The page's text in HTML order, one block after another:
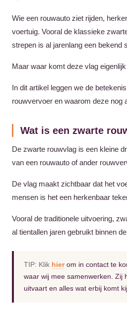
Wie een rouwauto ziet rijden,
voertuig. Vooral de klassieke
strepen is al jarenlang een bekend
Maar waar komt deze vlag
In dit artikel leggen we de
rouwvervoer en waarom deze nog
Wat is een zwarte
De zwarte rouwvlag is een kleine
van een rouwauto of ander
De vlag maakt zichtbaar dat het
mensen is het een herkenbaar
Vooral de traditionele uitvoering,
al tientallen jaren gebruikt binnen
TIP: Klik hierom in contact te
waar wij mee samenwerken. Zij
uitvaart en alles wat erbij komt